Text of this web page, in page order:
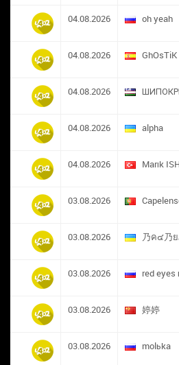
04.08.2026 oh yeah
04.08.2026 GhOsTiK
04.08.2026
04.08.2026 alpha
04.08.2026 Marık
03.08.2026
03.08.2026
03.08.2026 red eyes
03.08.2026 婷婷
03.08.2026 molьka